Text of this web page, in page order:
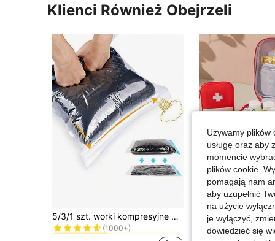
Klienci Również Obejrzeli
5/3/1 szt. worki kompresyjne do podróży – oszczędność miejsca, niezbędne akcesoria podróżne i wakacyjne, przenośne, lekkie, stylowe, do domu
(1000+)
#1 Bestsellery
#1 Bestsellery
4
20,00zł
Używamy plików
usługę oraz aby
momencie
plików cookie.
pomagają nam
aby uzupełnić
na użycie
je wyłączyć,
dowiedzieć się